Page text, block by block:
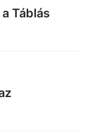
Táblás